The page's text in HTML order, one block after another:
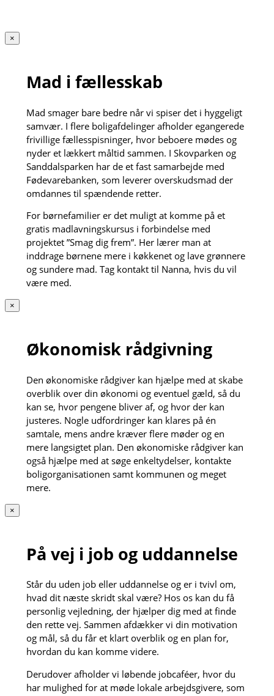
×
Mad i fællesskab
Mad smager bare bedre når vi spiser det i hyggeligt
samvær. I flere boligafdelinger afholder egangerede
frivillige fællesspisninger, hvor beboere mødes og
nyder et lækkert måltid sammen. I Skovparken og
Sanddalsparken har de et fast samarbejde med
Fødevarebanken, som leverer overskudsmad der
omdannes til spændende retter.
For børnefamilier er det muligt at komme på et
gratis madlavningskursus i forbindelse med
projektet ”Smag dig frem”. Her lærer man at
inddrage børnene mere i køkkenet og lave grønnere
og sundere mad. Tag kontakt til Nanna, hvis du vil
være med.
×
Økonomisk rådgivning
Den økonomiske rådgiver kan hjælpe med at skabe
overblik over din økonomi og eventuel gæld, så du
kan se, hvor pengene bliver af, og hvor der kan
justeres. Nogle udfordringer kan klares på én
samtale, mens andre kræver flere møder og en
mere langsigtet plan. Den økonomiske rådgiver kan
også hjælpe med at søge enkeltydelser, kontakte
boligorganisationen samt kommunen og meget
mere.
×
På vej i job og uddannelse
Står du uden job eller uddannelse og er i tvivl om,
hvad dit næste skridt skal være? Hos os kan du få
personlig vejledning, der hjælper dig med at finde
den rette vej. Sammen afdækker vi din motivation
og mål, så du får et klart overblik og en plan for,
hvordan du kan komme videre.
Derudover afholder vi løbende jobcaféer, hvor du
har mulighed for at møde lokale arbejdsgivere, som